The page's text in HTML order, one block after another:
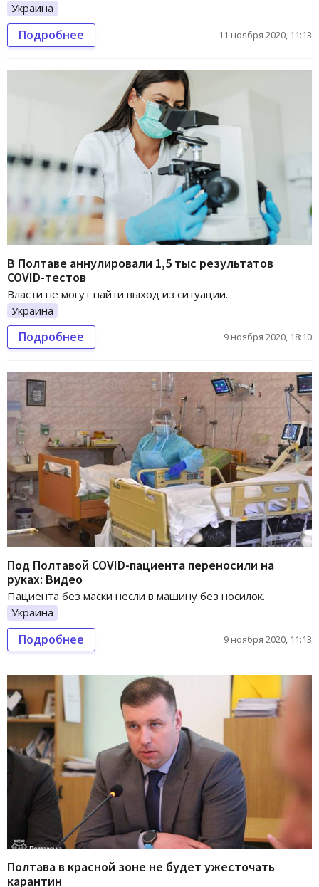
Украина
Подробнее 11 ноября 2020, 11:13
В Полтаве аннулировали 1,5 тыс результатов
COVID-тестов
Власти не могут найти выход из ситуации.
Украина
Подробнее 9 ноября 2020, 18:10
Под Полтавой COVID-пациента переносили на
руках: Видео
Пациента без маски несли в машину без носилок.
Украина
Подробнее 9 ноября 2020, 11:13
Полтава в красной зоне не будет ужесточать
карантин